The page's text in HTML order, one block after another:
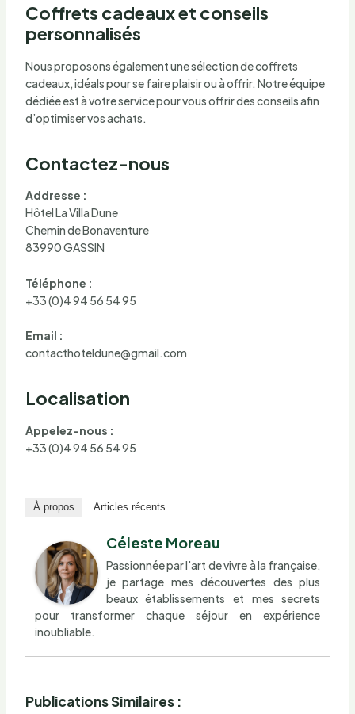
Coffrets cadeaux et conseils
personnalisés
Nous proposons également une sélection de coffrets
cadeaux, idéals pour se faire plaisir ou à offrir. Notre équipe
dédiée est à votre service pour vous offrir des conseils afin
d’optimiser vos achats.
Contactez-nous
Addresse :
Hôtel La Villa Dune
Chemin de Bonaventure
83990 GASSIN
Téléphone :
+33 (0)4 94 56 54 95
Email :
contacthoteldune@gmail.com
Localisation
Appelez-nous :
+33 (0)4 94 56 54 95
À propos Articles récents
Céleste Moreau
Passionnée par l'art de vivre à la française,
je partage mes découvertes des plus
beaux établissements et mes secrets
pour transformer chaque séjour en expérience
inoubliable.
Publications Similaires :